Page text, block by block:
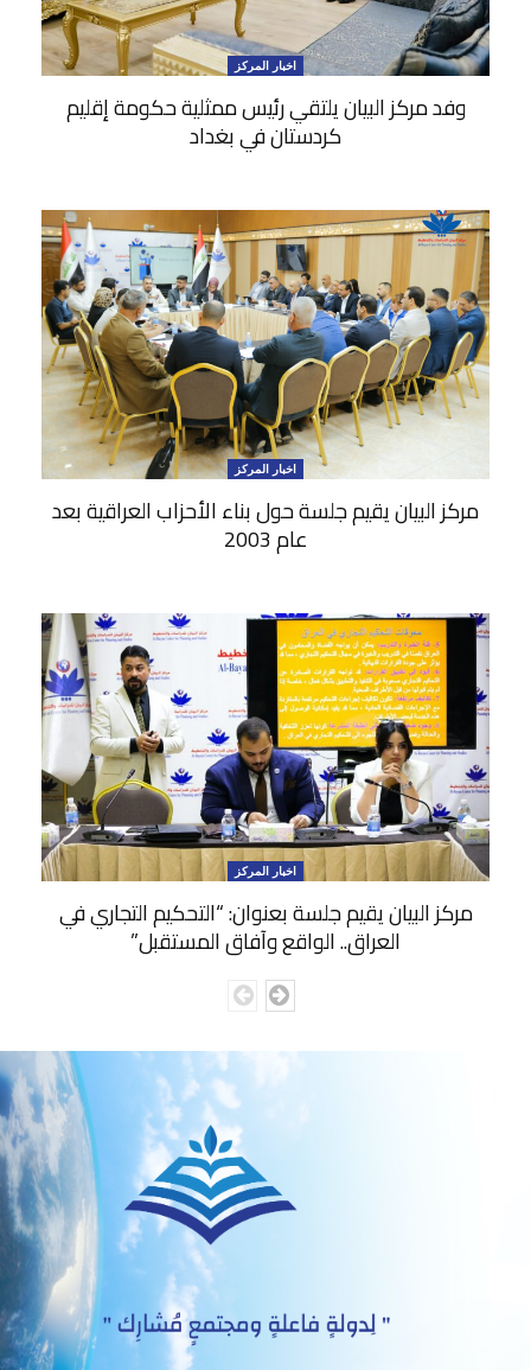
اخبار المركز
وفد مركز البيان يلتقي رئيس ممثلية حكومة إقليم
كردستان في بغداد
اخبار المركز
مركز البيان يقيم جلسة حول بناء الأحزاب العراقية بعد
عام 2003
اخبار المركز
مركز البيان يقيم جلسة بعنوان: “التحكيم التجاري في
العراق.. الواقع وآفاق المستقبل”